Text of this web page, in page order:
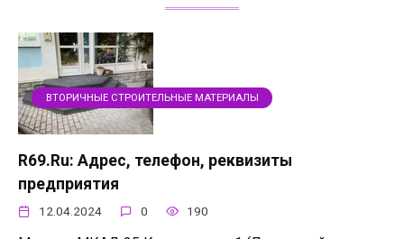
ВТОРИЧНЫЕ СТРОИТЕЛЬНЫЕ МАТЕРИАЛЫ
R69.Ru: Адрес, телефон, реквизиты
предприятия
12.04.2024 0 190